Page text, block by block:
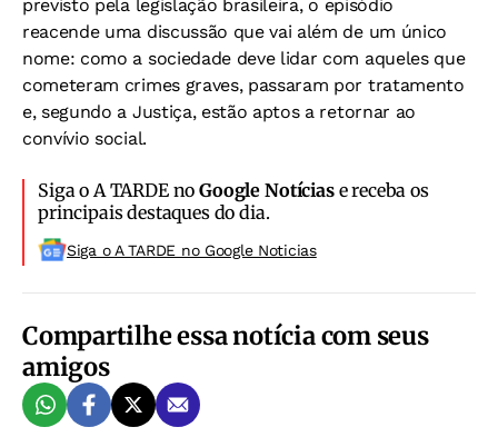
previsto pela legislação brasileira, o episódio
reacende uma discussão que vai além de um único
nome: como a sociedade deve lidar com aqueles que
cometeram crimes graves, passaram por tratamento
e, segundo a Justiça, estão aptos a retornar ao
convívio social.
Siga o A TARDE noGoogle Notíciase receba os
principais destaques do dia.
Siga o A TARDE no Google Noticias
Compartilhe essa notícia com seus
amigos